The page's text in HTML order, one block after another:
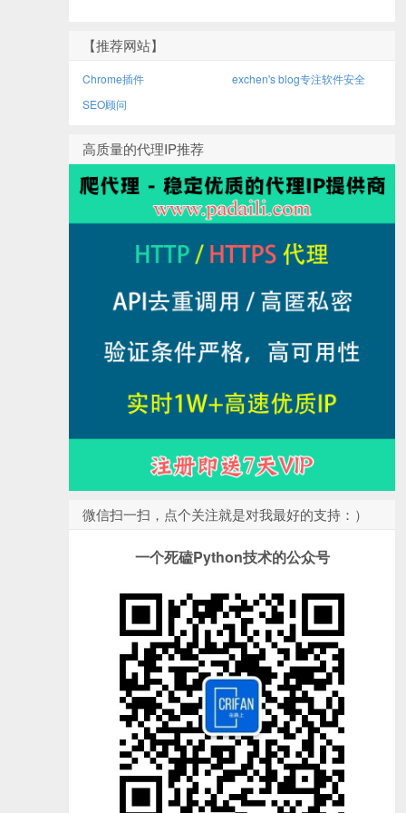
【推荐网站】
Chrome插件
exchen's blog专注软件安全
SEO顾问
高质量的代理IP推荐
微信扫一扫，点个关注就是对我最好的支持：）
一个死磕Python技术的公众号